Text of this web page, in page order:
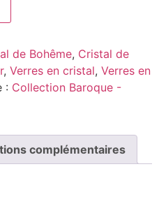
de Bohême, Cristal de
, Verres en cristal, Verres en
: Collection Baroque -
complémentaires